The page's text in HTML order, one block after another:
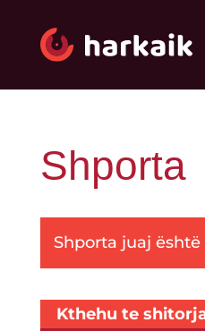
Shporta
Shporta juaj është
Kthehu te